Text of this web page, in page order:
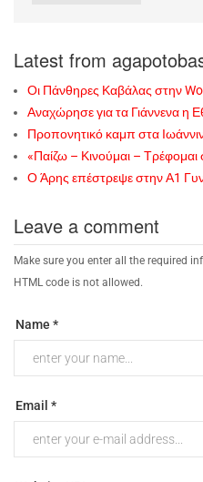
Latest from
Οι Πάνθηρες Καβάλας στην
Αναχώρησε για τα Γιάννενα η
Προπονητικό καμπ στα
«Παίζω – Κινούμαι –
Ο Άρης επέστρεψε στην Α1
Leave a comment
Make sure you enter all the required
HTML code is not allowed.
Name *
Email *